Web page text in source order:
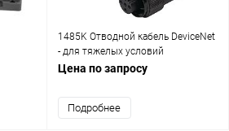
1485K Отводной кабель DeviceNet
- для тяжелых условий
эксплуатации
Цена по запросу
Подробнее